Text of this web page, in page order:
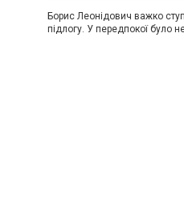
Борис Леонідович важко
підлогу. У передпокої було